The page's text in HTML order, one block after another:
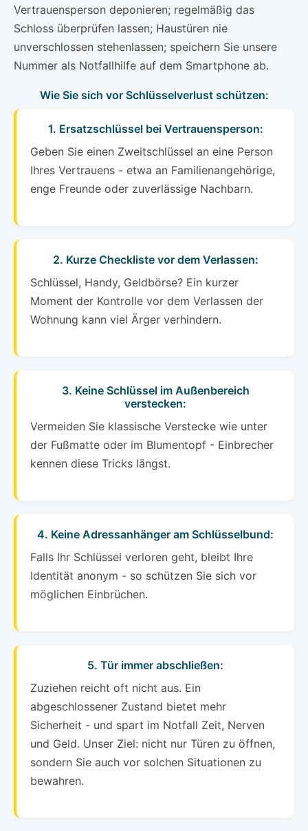
Vertrauensperson deponieren; regelmäßig das
Schloss überprüfen lassen; Haustüren nie
unverschlossen stehenlassen; speichern Sie unsere
Nummer als Notfallhilfe auf dem Smartphone ab.
Wie Sie sich vor Schlüsselverlust schützen:
1. Ersatzschlüssel bei Vertrauensperson:
Geben Sie einen Zweitschlüssel an eine Person
Ihres Vertrauens - etwa an Familienangehörige,
enge Freunde oder zuverlässige Nachbarn.
2. Kurze Checkliste vor dem Verlassen:
Schlüssel, Handy, Geldbörse? Ein kurzer
Moment der Kontrolle vor dem Verlassen der
Wohnung kann viel Ärger verhindern.
3. Keine Schlüssel im Außenbereich
verstecken:
Vermeiden Sie klassische Verstecke wie unter
der Fußmatte oder im Blumentopf - Einbrecher
kennen diese Tricks längst.
4. Keine Adressanhänger am Schlüsselbund:
Falls Ihr Schlüssel verloren geht, bleibt Ihre
Identität anonym - so schützen Sie sich vor
möglichen Einbrüchen.
5. Tür immer abschließen:
Zuziehen reicht oft nicht aus. Ein
abgeschlossener Zustand bietet mehr
Sicherheit - und spart im Notfall Zeit, Nerven
und Geld. Unser Ziel: nicht nur Türen zu öffnen,
sondern Sie auch vor solchen Situationen zu
bewahren.